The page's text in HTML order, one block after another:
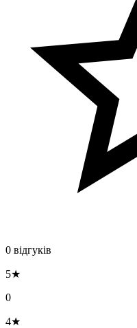
0 відгуків
5★
0
4★